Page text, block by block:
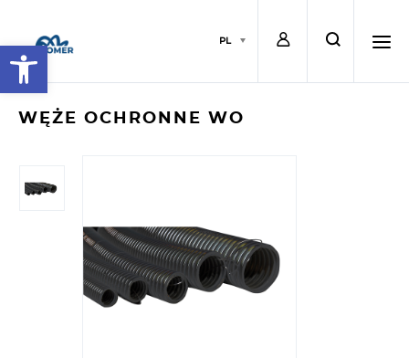
Open toolbar PL
WĘŻE OCHRONNE WO